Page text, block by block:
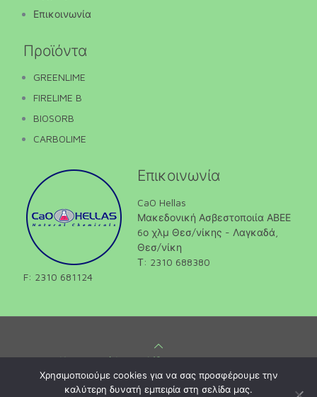
Επικοινωνία
Προϊόντα
GREENLIME
FIRELIME B
BIOSORB
CARBOLIME
Επικοινωνία
CaO Hellas
Μακεδονική Ασβεστοποιία ΑΒΕΕ
6ο χλμ Θεσ/νίκης - Λαγκαδά,
Θεσ/νίκη
Τ: 2310 688380
F: 2310 681124
Κατασκευή ΙστοσελίδωνGama Advertising
Χρησιμοποιούμε cookies για να σας προσφέρουμε την
καλύτερη δυνατή εμπειρία στη σελίδα μας.